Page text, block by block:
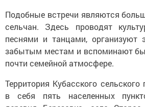
Подобные встречи являются
сельчан. Здесь проводят
песнями и танцами, организуют
забытым местам и вспоминают
почти семейной атмосфере.
Территория Кубасского
в себя пять населенных